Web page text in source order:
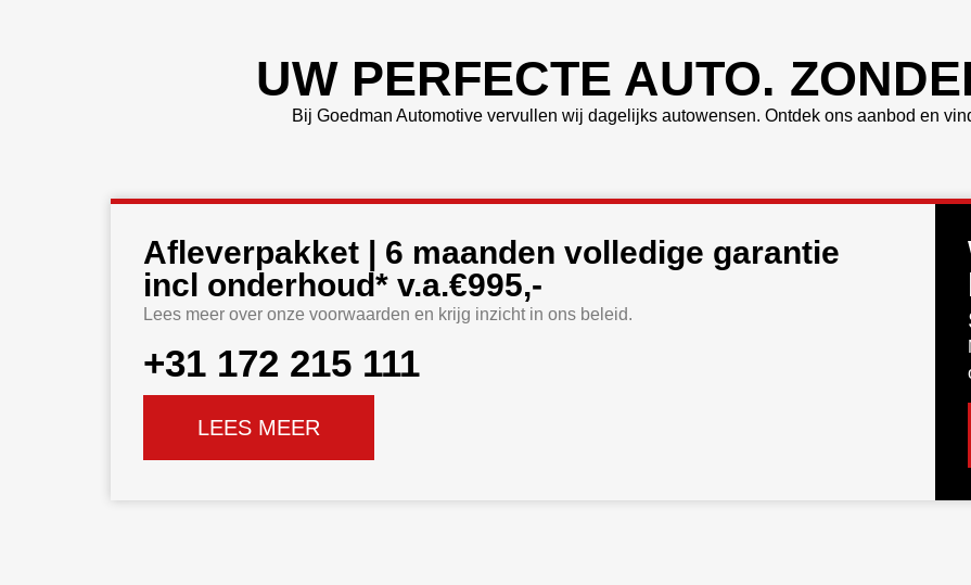
UW PERFECTE AUTO.
Bij Goedman Automotive vervullen wij dagelijks autowensen. Ontdek ons aanbod en
Afleverpakket | 6 maanden volledige garantie
incl onderhoud* v.a.€995,-
Lees meer over onze voorwaarden en krijg inzicht in ons beleid.
+31 172 215 111
LEES MEER